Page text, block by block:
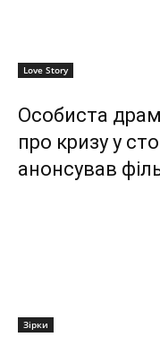
Love Story
Особиста
про кризу у
анонсував
Зірки